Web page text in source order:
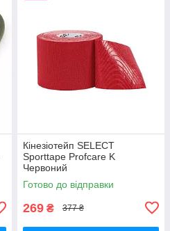
Кінезіотейп SELECT
Sporttape Profcare K
Червоний
Готово до відправки
269 ₴ 377 ₴